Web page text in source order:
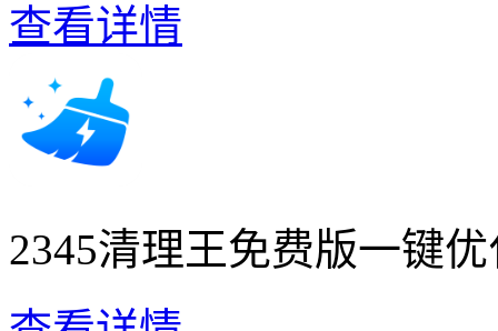
查看详情
2345清理王免费版一键